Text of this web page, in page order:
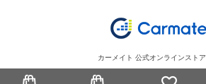
カーメイト 公式オンラインスト